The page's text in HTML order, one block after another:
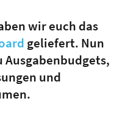
wir euch das
geliefert. Nun
Ausgabenbudgets,
und